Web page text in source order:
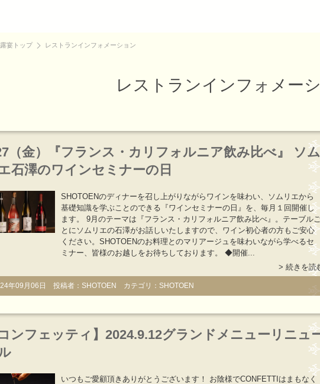
宴トップ レストランインフォメーション
レストランインフォメー
（金）『フランス・カリフォルニア飲み比べ』 ソム
石澤のワインセミナーの日
SHOTOENのディナーを召し上がりながらワインを味わい、ソムリエから
基礎知識を学ぶことのできる『ワインセミナーの日』を、毎月１回開催し
ます。 9月のテーマは『フランス・カリフォルニア飲み比べ』。テーブル
とにソムリエの石澤がお話しいたしますので、ワイン初心者の方もご安心
ください。SHOTOENのお料理とのマリアージュを味わいながら学べるセ
ミナー、皆様のお越しをお待ちしております。 ◆開催...
> 続きを読
年09月06日 投稿者：SHOTOEN カテゴリ：SHOTOEN
コンフェッティ】2024.9.12グランドメニューリニュ
いつもご愛顧頂きありがとうございます！ お陰様でCONFETTIはまもなく